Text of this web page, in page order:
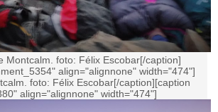
Montcalm. foto: Félix Escobar[/caption]
align="alignnone" width="474"]
foto: Félix Escobar[/caption][caption
align="alignnone" width="474"]